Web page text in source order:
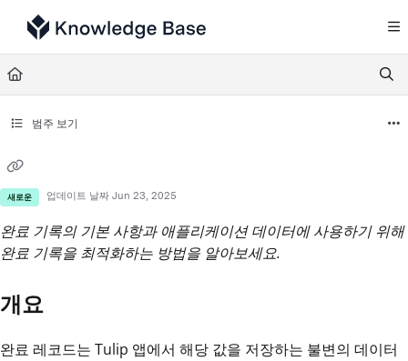
Documentation Index
Fetch the complete documentation index at:
Use this file to discover all available pages before exploring further.
범주 보기
새로운 업데이트 날짜 Jun 23, 2025
완료 기록의 기본 사항과 애플리케이션 데이터에 사용하기 위해
완료 기록을 최적화하는 방법을 알아보세요.
개요
완료 레코드는 Tulip 앱에서 해당 값을 저장하는 불변의 데이터